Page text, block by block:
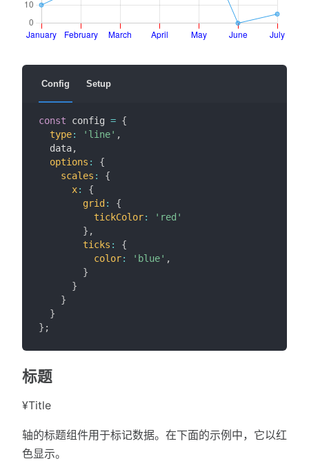
Config Setup
const config = {
type: 'line' ,
  data
,
options :
{
scales :
{
x:
{
grid :
{
tickColor:
'red'
} ,
ticks :
{
color: 'blue' ,
}
}
}
}
} ;
标题
¥Title
轴的标题组件用于标记数据。在下面的示例中，它以红
色显示。